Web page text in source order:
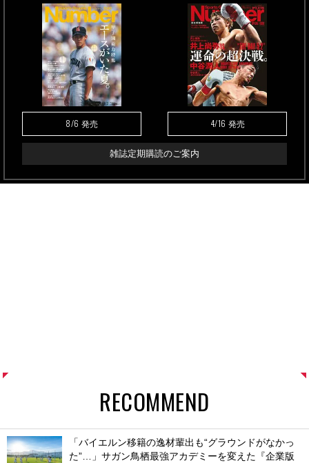
8/6 発売 4/16 発売
雑誌定期購読のご案内
RECOMMEND
「バイエルン移籍の逸材輩出も“グラウンドがなかっ
た”…」サガン鳥栖最強アカデミーを変えた『企業版